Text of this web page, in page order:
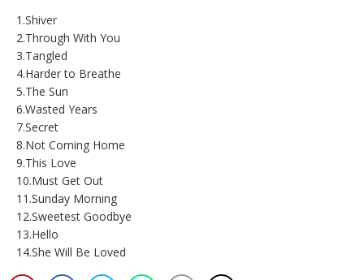
1.Shiver
2.Through With You
3.Tangled
4.Harder to Breathe
5.The Sun
6.Wasted Years
7.Secret
8.Not Coming Home
9.This Love
10.Must Get Out
11.Sunday Morning
12.Sweetest Goodbye
13.Hello
14.She Will Be Loved